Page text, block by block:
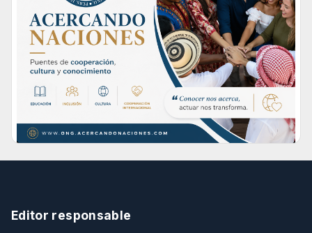
Editor responsable